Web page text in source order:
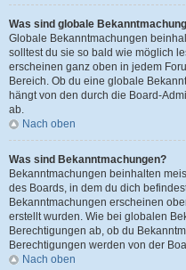
Was sind globale
Globale Bekanntmachungen
solltest du sie so bald wie möglich
erscheinen ganz oben in jedem
Bereich. Ob du eine globale
hängt von den durch die Board-
ab.
Nach oben
Was sind Bekanntmachungen?
Bekanntmachungen beinhalten
des Boards, in dem du dich
Bekanntmachungen erscheinen
erstellt wurden. Wie bei globalen
Berechtigungen ab, ob du
Berechtigungen werden von der
Nach oben